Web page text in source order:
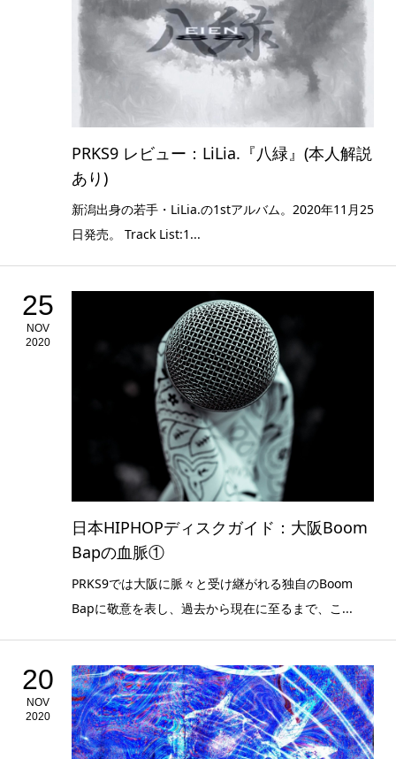
PRKS9 レビュー：LiLia.『八緑』(本人解説
あり)
新潟出身の若手・LiLia.の1stアルバム。2020年11月25
日発売。 Track List:1...
25
NOV
2020
日本HIPHOPディスクガイド：大阪Boom
Bapの血脈①
PRKS9では大阪に脈々と受け継がれる独自のBoom
Bapに敬意を表し、過去から現在に至るまで、こ...
20
NOV
2020